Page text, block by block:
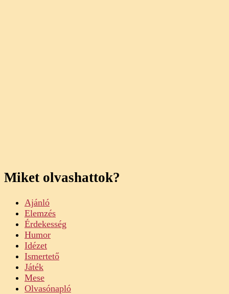
Miket olvashattok?
Ajánló
Elemzés
Érdekesség
Humor
Idézet
Ismertető
Játék
Mese
Olvasónapló